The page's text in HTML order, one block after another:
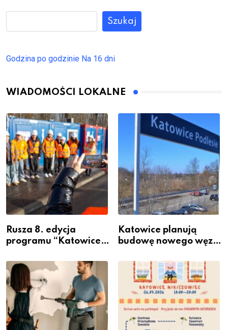
Szukaj
Godzina po godzinie Na 16 dni
WIADOMOŚCI LOKALNE
Rusza 8. edycja
programu “Katowice
– nabór dla
przedsiębiorców
Katowice planują
budowę nowego węzła
Podlesiu